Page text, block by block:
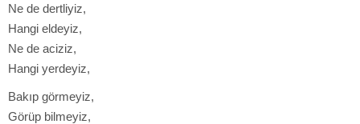
Ne de dertliyiz,
Hangi eldeyiz,
Ne de aciziz,
Hangi yerdeyiz,
Bakıp görmeyiz,
Görüp bilmeyiz,